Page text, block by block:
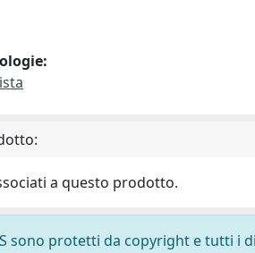
a questo prodotto.
sono protetti da copyright e tutti i